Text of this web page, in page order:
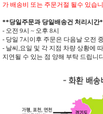
가 배송비 또는 주문거절 될수 있습
**당일주문과 당일배송건 처리시간
- 오전 9시 ~ 오후 8시
- 당일 7시이후 주문은 다음날 오전
- 날씨 요일 및 각 지점 차량 상황에
지연될 수 있는 점 양해 부탁 드립니